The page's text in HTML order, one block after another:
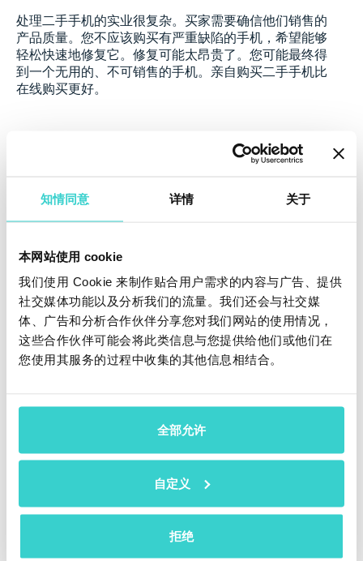
知情同意 详情 关于
本网站使用 cookie
我们使用 Cookie 来制作贴合用户需求的内容与广告、提供
社交媒体功能以及分析我们的流量。我们还会与社交媒
体、广告和分析合作伙伴分享您对我们网站的使用情况，
这些合作伙伴可能会将此类信息与您提供给他们或他们在
您使用其服务的过程中收集的其他信息相结合。
全部允许
自定义
拒绝
处理二手手机的实业很复杂。买家需要确信他们销售的
产品质量。您不应该购买有严重缺陷的手机，希望能够
轻松快速地修复它。修复可能太昂贵了。您可能最终得
到一个无用的、不可销售的手机。亲自购买二手手机比
在线购买更好。
最后但同样重要的一点是这个建议。为了使企业成功并
使客户对他们的设备感到满意，您需要有一定水平的质
息，并通过 证明文件
我们为批发商、零售商、修理店、而制造商等公司提供
了软件解决方案。NSYS 解决方案生态系统旨在提高二
手手机和平板电脑的转售价值并扩展您的业务。
使用NSYS Buyback设置正确的价格
NSYS Diagnostics 检测功能缺陷
使用NSYS Data Erasure安全擦除个人数据
NSYS Inventory跟踪您的库存